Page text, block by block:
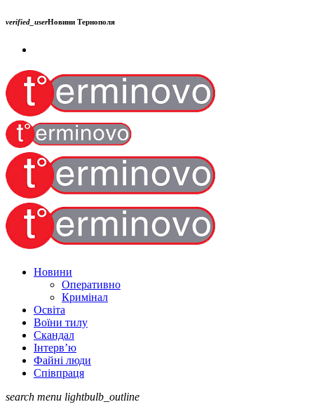
verified_userНовини Тернополя
Новини
Оперативно
Кримінал
Освіта
Воїни тилу
Скандал
Інтерв’ю
Файні люди
Співпраця
search menu lightbulb_outline